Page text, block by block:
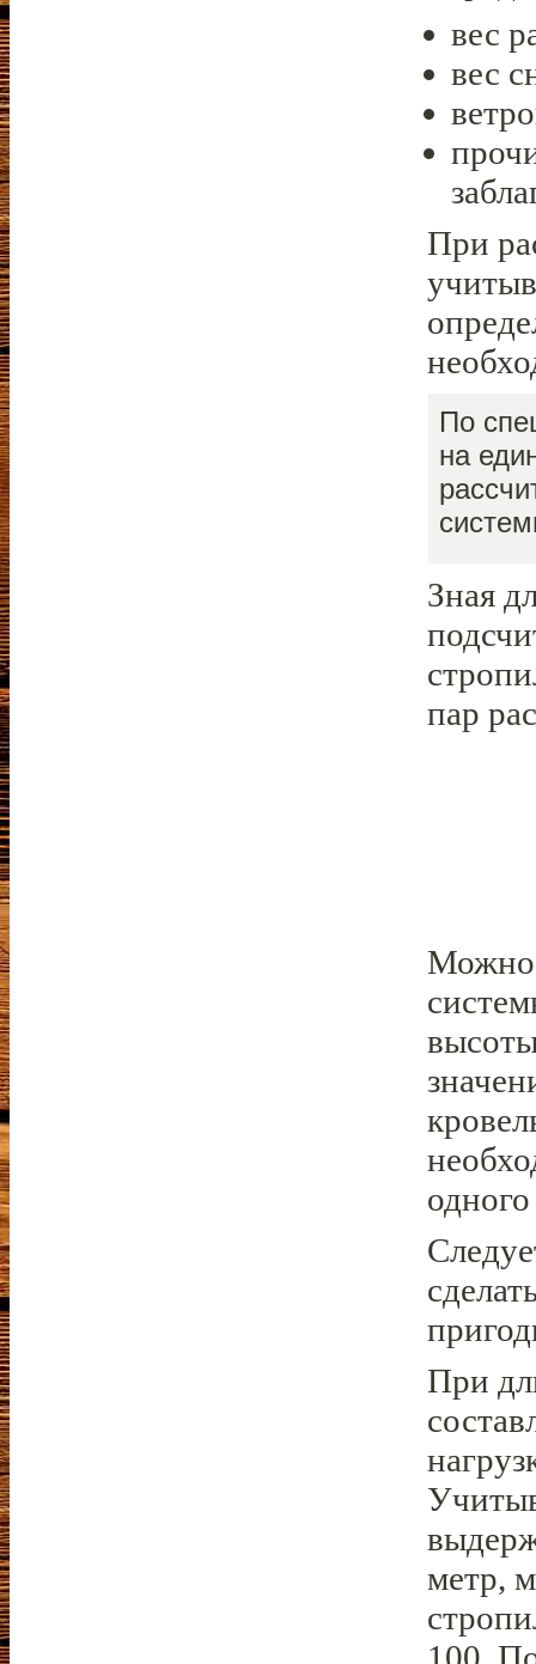
вес
вес
При
По
на
Зная
пар
Можно
При
метр,